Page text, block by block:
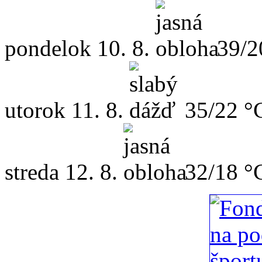
pondelok 10. 8. 39/
utorok 11. 8. 35/22
streda 12. 8. 32/18